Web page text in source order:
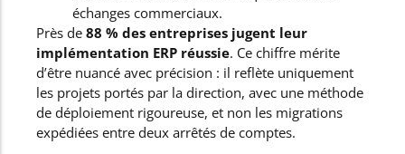
échanges commerciaux.
Près de 88 % des entreprises jugent leur
implémentation ERP réussie. Ce chiffre mérite
d’être nuancé avec précision : il reflète uniquement
les projets portés par la direction, avec une méthode
de déploiement rigoureuse, et non les migrations
expédiées entre deux arrêtés de comptes.